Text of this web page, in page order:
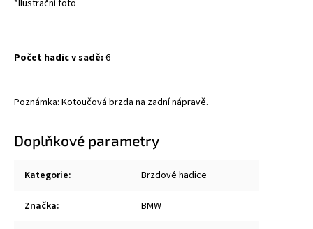
*Ilustrační foto
Počet hadic v sadě: 6
Poznámka: Kotoučová brzda na zadní nápravě.
Doplňkové parametry
Kategorie: Brzdové hadice
Značka: BMW